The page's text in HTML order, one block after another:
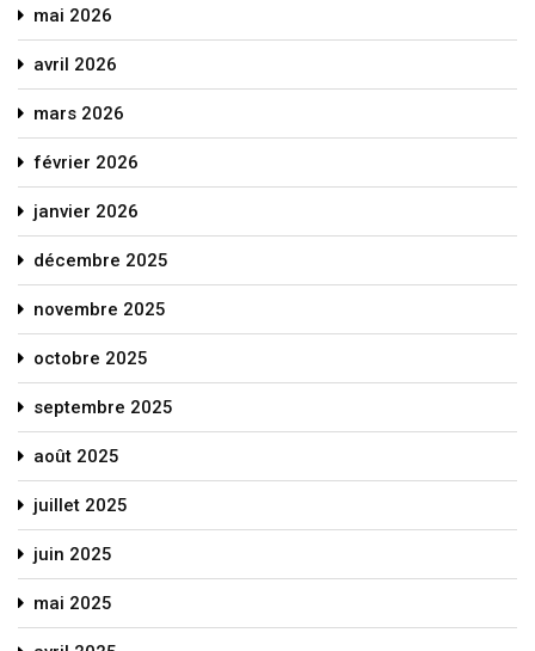
mai 2026
avril 2026
mars 2026
février 2026
janvier 2026
décembre 2025
novembre 2025
octobre 2025
septembre 2025
août 2025
juillet 2025
juin 2025
mai 2025